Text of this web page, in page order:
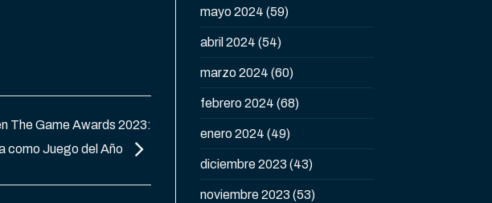
The Game Awards 2023:
como Juego del Año
mayo 2024 (59)
abril 2024 (54)
marzo 2024 (60)
febrero 2024 (68)
enero 2024 (49)
diciembre 2023 (43)
noviembre 2023 (53)